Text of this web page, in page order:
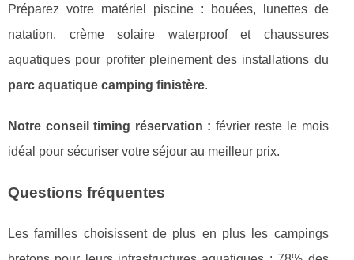
Préparez votre matériel piscine : bouées, lunettes de
natation, crème solaire waterproof et chaussures
aquatiques pour profiter pleinement des installations du
parc aquatique camping finistère.
Notre conseil timing réservation : février reste le mois
idéal pour sécuriser votre séjour au meilleur prix.
Questions fréquentes
Les familles choisissent de plus en plus les campings